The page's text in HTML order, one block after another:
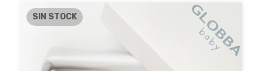
SIN STOCK